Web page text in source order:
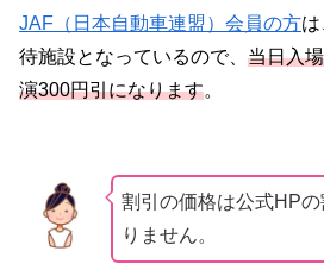
JAF（日本自動車連盟）会員の方
待施設となっているので、 当日入
演300円引になります。
割引の価格は公式HP
りません。